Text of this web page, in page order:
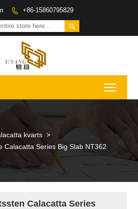
 +86-15860795829

kvarts >
Calacatta Series Big Slab NT362
Calacatta Series